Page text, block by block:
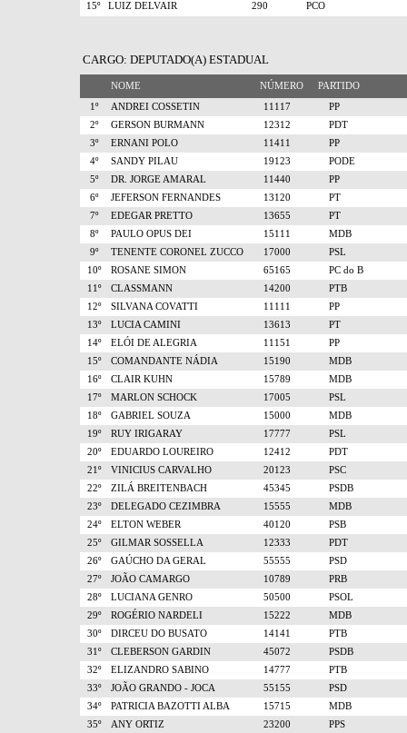
15º
LUIZ DELVAIR 290 PCO
CARGO: DEPUTADO(A) ESTADUAL
NOME NÚMERO PARTIDO
1º ANDREI COSSETIN 11117
PP
2º
GERSON BURMANN 12312
PDT
3º
ERNANI POLO 11411
PP
4º
SANDY PILAU 19123
PODE
5º
DR. JORGE AMARAL 11440
PP
6º
JEFERSON FERNANDES 13120
PT
7º
EDEGAR PRETTO 13655
PT
8º
PAULO OPUS DEI 15111
MDB
9º
TENENTE CORONEL ZUCCO 17000
PSL
10º
ROSANE SIMON 65165
PC do B
11º
CLASSMANN 14200
PTB
12º
SILVANA COVATTI 11111
PP
13º
LUCIA CAMINI 13613
PT
14º
ELÓI DE ALEGRIA 11151
PP
15º
COMANDANTE NÁDIA 15190
MDB
16º
CLAIR KUHN 15789
MDB
17º
MARLON SCHOCK 17005
PSL
18º
GABRIEL SOUZA 15000
MDB
19º
RUY IRIGARAY 17777
PSL
20º
EDUARDO LOUREIRO 12412
PDT
21º
VINICIUS CARVALHO 20123
PSC
22º
ZILÁ BREITENBACH 45345
PSDB
23º
DELEGADO CEZIMBRA 15555
MDB
24º
ELTON WEBER 40120
PSB
25º
GILMAR SOSSELLA 12333
PDT
26º
GAÚCHO DA GERAL 55555
PSD
27º
JOÃO CAMARGO 10789
PRB
28º
LUCIANA GENRO 50500
PSOL
29º
ROGÉRIO NARDELI 15222
MDB
30º
DIRCEU DO BUSATO 14141
PTB
31º
CLEBERSON GARDIN 45072
PSDB
32º
ELIZANDRO SABINO 14777
PTB
33º
JOÃO GRANDO - JOCA 55155
PSD
34º
PATRICIA BAZOTTI ALBA 15715
MDB
35º
ANY ORTIZ 23200
PPS